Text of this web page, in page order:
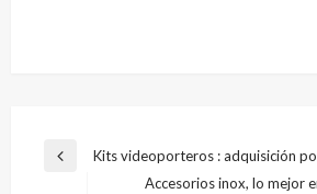
Navegación
Entrada
Kits videoporteros : adquisición
Accesorios inox, lo mejor